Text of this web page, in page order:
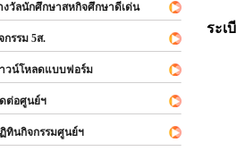
วัลนักศึกษาสหกิจศึกษาดีเด่น
รรม 5ส.
น์โหลดแบบฟอร์ม
อศูนย์ฯ
นกิจกรรมศูนย์ฯ
ระเ